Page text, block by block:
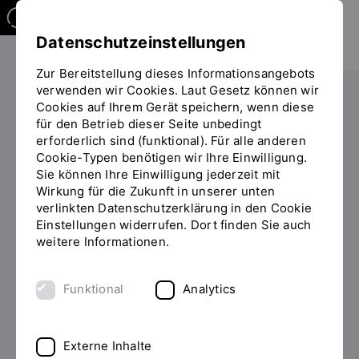
PERSONEN
Dr.-Ing. Nina Sindersberger
Teammitglied Start-up Center OTH Regensburg
Zum Personenverzeichnis
Datenschutzeinstellungen
Zur Bereitstellung dieses Informationsangebots
verwenden wir Cookies. Laut Gesetz können wir
Cookies auf Ihrem Gerät speichern, wenn diese
für den Betrieb dieser Seite unbedingt
erforderlich sind (funktional). Für alle anderen
Cookie-Typen benötigen wir Ihre Einwilligung.
Sie können Ihre Einwilligung jederzeit mit
Wirkung für die Zukunft in unserer unten
verlinkten Datenschutzerklärung in den Cookie
Einstellungen widerrufen. Dort finden Sie auch
weitere Informationen.
Funktional Analytics
Externe Inhalte